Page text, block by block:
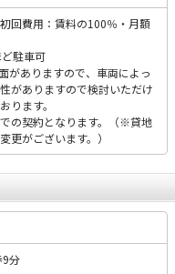
回費用：賃料の100％・月額
駐車可
がありますので、車両によっ
がありますので検討いただけ
ります。
の契約となります。（※貸地
更がございます。）
9分